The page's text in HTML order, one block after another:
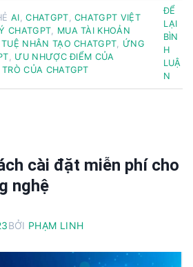
AI ,CHATGPT ,CHATGPT VIỆT
CHATGPT
MUA TÀI KHOẢN
TUỆ NHÂN TẠO CHATGPT
ỨNG
ƯU NHƯỢC ĐIỂM CỦA
TRÒ CỦA CHATGPT
ĐỂ
LẠI
BÌN
H
LUẬ
N
cài đặt miễn phí cho
nghệ
BỞI PHẠM LINH